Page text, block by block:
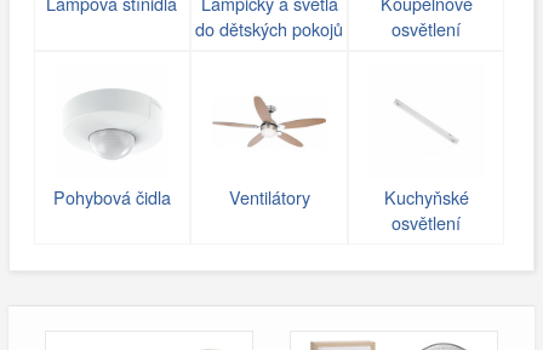
do dětských pokojů
osvětlení
Pohybová čidla Ventilátory
Kuchyňské
osvětlení